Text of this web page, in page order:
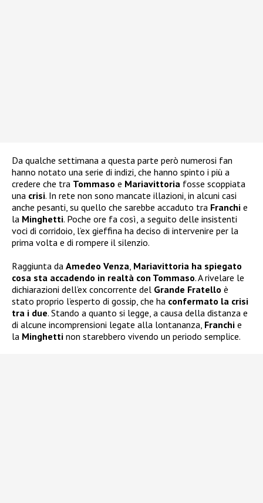
Da qualche settimana a questa parte però numerosi fan
hanno notato una serie di indizi, che hanno spinto i più a
credere che tra Tommaso e Mariavittoria fosse scoppiata
una crisi. In rete non sono mancate illazioni, in alcuni casi
anche pesanti, su quello che sarebbe accaduto tra Franchi e
la Minghetti. Poche ore fa così, a seguito delle insistenti
voci di corridoio, l’ex gieffina ha deciso di intervenire per la
prima volta e di rompere il silenzio.
Raggiunta da Amedeo Venza, Mariavittoria ha spiegato
cosa sta accadendo in realtà con Tommaso. A rivelare le
dichiarazioni dell’ex concorrente del Grande Fratello è
stato proprio l’esperto di gossip, che ha confermato la crisi
tra i due. Stando a quanto si legge, a causa della distanza e
di alcune incomprensioni legate alla lontananza, Franchi e
la Minghetti non starebbero vivendo un periodo semplice.